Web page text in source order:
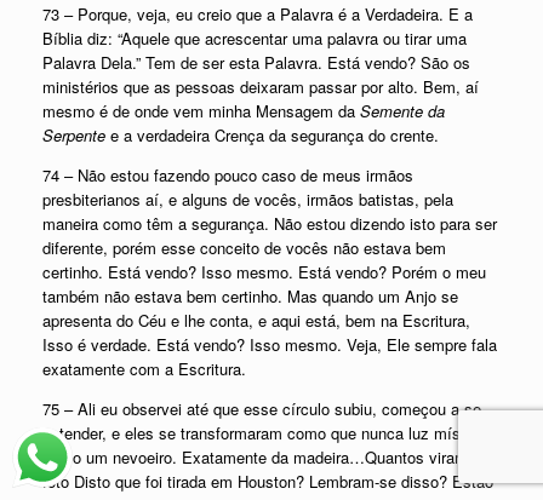
73 – Porque, veja, eu creio que a Palavra é a Verdadeira. E a
Bíblia diz: “Aquele que acrescentar uma palavra ou tirar uma
Palavra Dela.” Tem de ser esta Palavra. Está vendo? São os
ministérios que as pessoas deixaram passar por alto. Bem, aí
mesmo é de onde vem minha Mensagem da Semente da
Serpente e a verdadeira Crença da segurança do crente.
74 – Não estou fazendo pouco caso de meus irmãos
presbiterianos aí, e alguns de vocês, irmãos batistas, pela
maneira como têm a segurança. Não estou dizendo isto para ser
diferente, porém esse conceito de vocês não estava bem
certinho. Está vendo? Isso mesmo. Está vendo? Porém o meu
também não estava bem certinho. Mas quando um Anjo se
apresenta do Céu e lhe conta, e aqui está, bem na Escritura,
Isso é verdade. Está vendo? Isso mesmo. Veja, Ele sempre fala
exatamente com a Escritura.
75 – Ali eu observei até que esse círculo subiu, começou a se
estender, e eles se transformaram como que nunca luz mística,
como um nevoeiro. Exatamente da madeira…Quantos viram a
foto Disto que foi tirada em Houston? Lembram-se disso? Estão